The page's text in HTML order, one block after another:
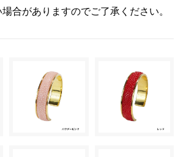
合がありますのでご了承ください。